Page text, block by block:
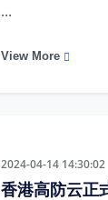
...
View More
2024-04-14 14:30:02
香港高防云正